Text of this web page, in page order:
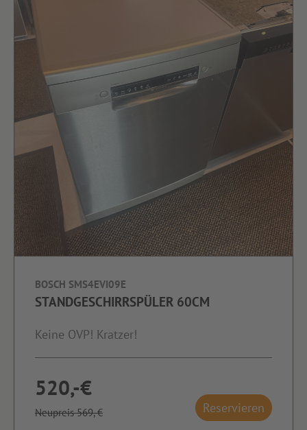
BOSCH SMS4EVI09E
STANDGESCHIRRSPÜLER 60CM
Keine OVP! Kratzer!
520,-€
Neupreis 569,-€ Reservieren